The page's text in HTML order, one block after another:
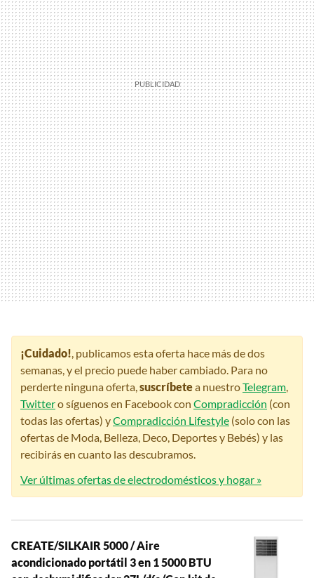
¡Cuidado!, publicamos esta oferta hace más de dos
semanas, y el precio puede haber cambiado. Para no
perderte ninguna oferta,suscríbetea nuestroTelegram,
Twittero síguenos en Facebook con Compradicción (con
todas las ofertas) yCompradicción Lifestyle (solo con las
ofertas de Moda, Belleza, Deco, Deportes y Bebés) y las
recibirás en cuanto las descubramos.
Ver últimas ofertas de electrodomésticos y hogar »
CREATE/SILKAIR 5000 / Aire
acondicionado portátil 3 en 1 5000 BTU